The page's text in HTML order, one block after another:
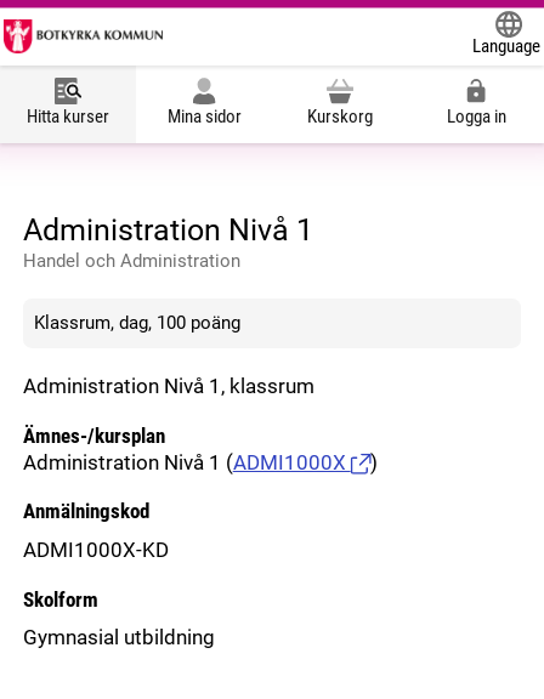
Language
Hitta kurser Mina sidor Kurskorg Logga in
Administration Nivå 1
Handel och Administration
Klassrum, dag, 100 poäng
Administration Nivå 1, klassrum
Ämnes-/kursplan
Administration Nivå 1 (ADMI1000X )
Anmälningskod
ADMI1000X-KD
Skolform
Gymnasial utbildning